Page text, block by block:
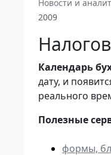
Новости и
2009
Календарь
дату, и
реального
Полезные
формы,